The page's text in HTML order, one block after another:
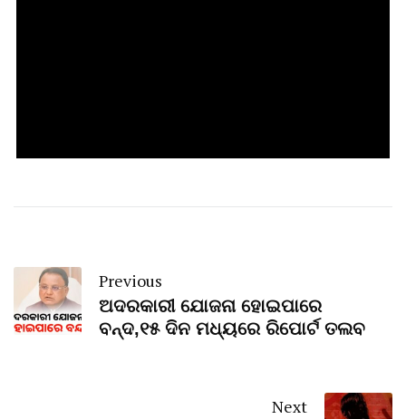
Previous
ଅଦରକାରୀ ଯୋଜନା ହୋଇପାରେ
ବନ୍ଦ,୧୫ ଦିନ ମଧ୍ୟରେ ରିପୋର୍ଟ ତଲବ
Next